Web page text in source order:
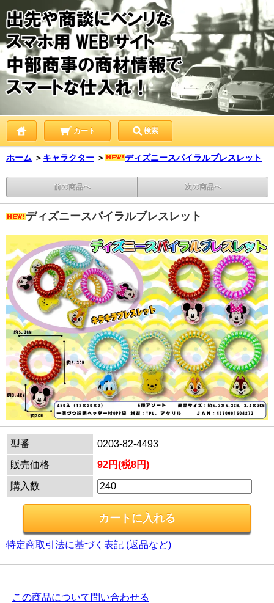
カート 検索
ホーム ＞ キャラクター ＞ ディズニースパイラルブレスレット
前の商品へ 次の商品へ
ディズニースパイラルブレスレット
型番
0203-82-4493
販売価格
92円(税8円)
購入数
特定商取引法に基づく表記 (返品など)
この商品について問い合わせる